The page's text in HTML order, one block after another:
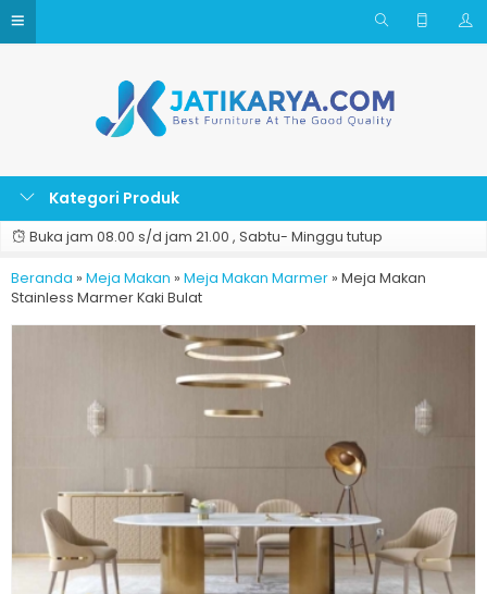
Kategori Produk
Buka jam 08.00 s/d jam 21.00 , Sabtu- Minggu tutup
Beranda » Meja Makan » Meja Makan Marmer » Meja Makan
Stainless Marmer Kaki Bulat